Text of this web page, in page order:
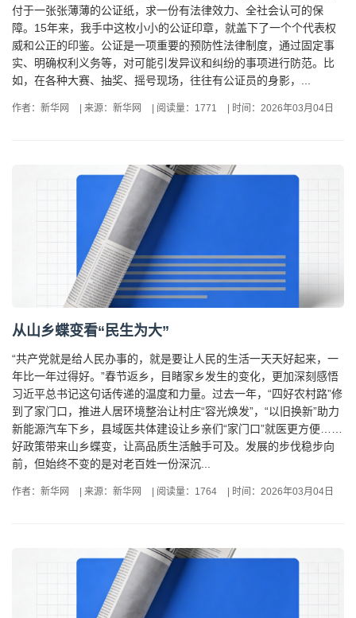
付于一张张薄薄的公证纸，求一份有法律效力、全社会认可的保
障。15年来，我手中这枚小小的公证印章，就盖下了一个个代表权
威和公正的印鉴。公证是一项重要的预防性法律制度，通过固定事
实、明确权利义务等，对可能引发异议和纠纷的事项进行防范。比
如，在各种大赛、抽奖、摇号现场，往往有公证员的身影，...
作者：新华网 来源：新华网 阅读量：1771 时间：2026年03月04日
从山乡蝶变看“民生为大”
“共产党就是给人民办事的，就是要让人民的生活一天天好起来，一
年比一年过得好。”春节返乡，目睹家乡发生的变化，更加深刻感悟
习近平总书记这句话传递的温度和力量。过去一年，“四好农村路”修
到了家门口，推进人居环境整治让村庄“容光焕发”，“以旧换新”助力
新能源汽车下乡，县域医共体建设让乡亲们“家门口”就医更方便……
好政策带来山乡蝶变，让高品质生活触手可及。发展的步伐稳步向
前，但始终不变的是对老百姓一份深沉...
作者：新华网 来源：新华网 阅读量：1764 时间：2026年03月04日